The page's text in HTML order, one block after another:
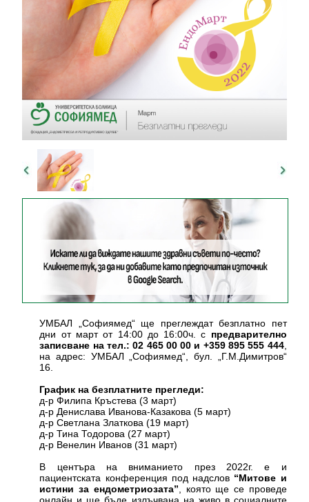
УМБАЛ „Софиямед“ ще преглеждат безплатно пет
дни от март от 14:00 до 16:00ч. с предварително
записване на тел.: 02 465 00 00 и +359 895 555 444,
на адрес: УМБАЛ „Софиямед“, бул. „Г.М.Димитров“
16.
График на безплатните прегледи:
д-р Филипа Кръстева (3 март)
д-р Денислава Иванова-Казакова (5 март)
д-р Светлана Златкова (19 март)
д-р Тина Тодорова (27 март)
д-р Венелин Иванов (31 март)
В центъра на вниманието през 2022г. е и
пациентската конференция под надслов “Митове и
истини за ендометриозата” , която ще се проведе